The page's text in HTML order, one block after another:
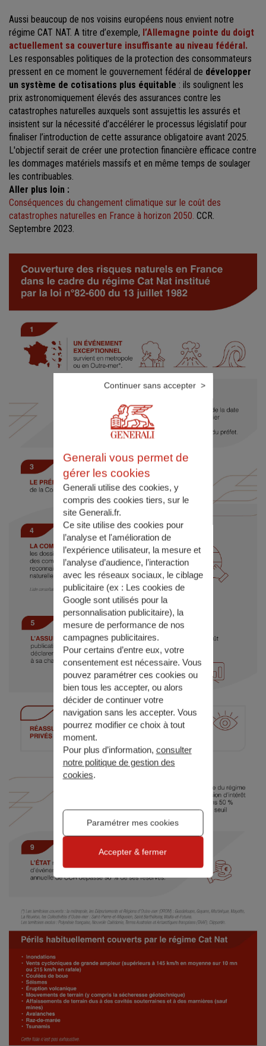
Aussi beaucoup de nos voisins européens nous envient notre
régime CAT NAT. A titre d’exemple, l’Allemagne pointe du doigt
actuellement sa couverture insuffisante au niveau fédéral.
Les responsables politiques de la protection des consommateurs
pressent en ce moment le gouvernement fédéral de développer
un système de cotisations plus équitable : ils soulignent les
prix astronomiquement élevés des assurances contre les
catastrophes naturelles auxquels sont assujettis les assurés et
insistent sur la nécessité d’accélérer le processus législatif pour
finaliser l’introduction de cette assurance obligatoire avant 2025.
L'objectif serait de créer une protection financière efficace contre
les dommages matériels massifs et en même temps de soulager
les contribuables.
Aller plus loin :
Conséquences du changement climatique sur le coût des
catastrophes naturelles en France à horizon 2050. CCR.
Septembre 2023.
Generali vous permet de
gérer les cookies
Generali utilise des cookies, y
compris des cookies tiers, sur le
site Generali.fr.
Ce site utilise des cookies pour
l’analyse et l'amélioration de
l’expérience utilisateur, la mesure et
l’analyse d’audience, l’interaction
avec les réseaux sociaux, le ciblage
publicitaire (ex : Les cookies de
Google sont utilisés pour la
personnalisation publicitaire), la
mesure de performance de nos
campagnes publicitaires.
Pour certains d’entre eux, votre
consentement est nécessaire. Vous
pouvez paramétrer ces cookies ou
bien tous les accepter, ou alors
décider de continuer votre
navigation sans les accepter. Vous
pourrez modifier ce choix à tout
moment.
Pour plus d’information, consulter
notre politique de gestion des
cookies.
Paramétrer mes cookies
Continuer sans accepter
Accepter & fermer